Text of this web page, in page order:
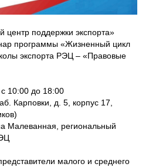
центр поддержки экспорта»
программы «Жизненный цикл
экспорта РЭЦ – «Правовые
10:00 до 18:00
Карповки, д. 5, корпус 17,
Малеванная, региональный
малого и среднего